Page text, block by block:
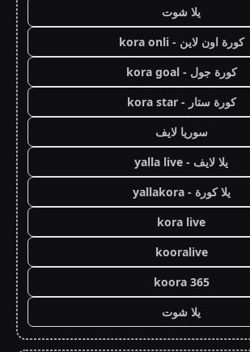
يلا شوت
كورة اون لاين - kora onli
كورة جول - kora goal
كورة ستار - kora star
سوريا لايف
يلا لايف - yalla live
يلا كورة - yallakora
kora live
kooralive
koora 365
يلا شوت